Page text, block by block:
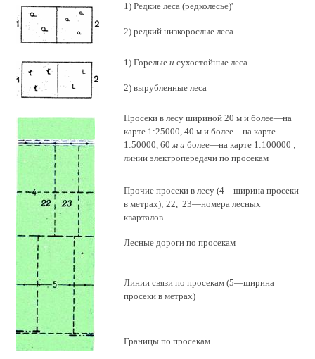
1) Редкие леса (редколесье)'
2) редкий низкорослые леса
1) Горелые и сухостойные леса
2) вырубленные леса
Просеки в лесу шириной 20 м и более—на
карте 1:25000, 40 м и более—на карте
1:50000, 60м и более—на карте 1:100000 ;
линии электропередачи по просекам
Прочие просеки в лесу (4—ширина просеки
в метрах); 22, 23—номера лесных
кварталов
Лесные дороги по просекам
Линии связи по просекам (5—ширина
просеки в метрах)
Границы по просекам